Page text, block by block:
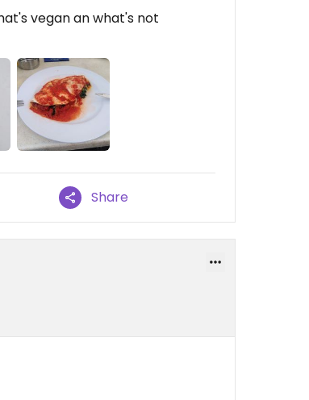
vegan an what's not
Share